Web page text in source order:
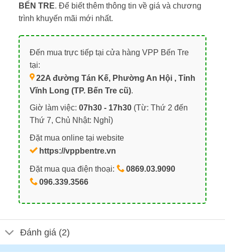
BẾN TRE. Để biết thêm thông tin về giá và chương
trình khuyến mãi mới nhất.
Đến mua trực tiếp tại cửa hàng VPP Bến Tre
tại:
22A đường Tán Kế, Phường An Hội , Tỉnh
Vĩnh Long (TP. Bến Tre cũ).
Giờ làm việc: 07h30 - 17h30(Từ: Thứ 2 đến
Thứ 7, Chủ Nhật: Nghỉ)
Đặt mua online tại website
https://vppbentre.vn
Đặt mua qua điện thoại:
0869.03.9090
096.339.3566
Đánh giá (2)